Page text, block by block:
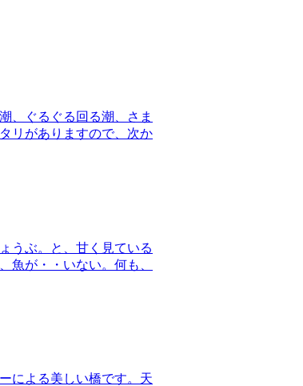
、ぐるぐる回る潮、さま
リがありますので、次か
うぶ。と、甘く見ている
魚が・・いない。何も、
による美しい橋です。天